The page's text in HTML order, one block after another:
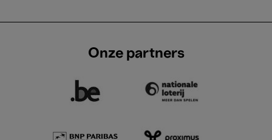
Onze partners